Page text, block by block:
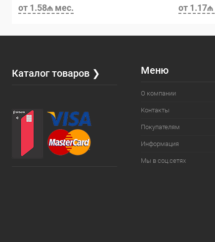
от 1.58₼ мес. от
Каталог товаров ❯ Меню
О компании
Контакты
Покупателям
Информация
Мы в соц.сетях